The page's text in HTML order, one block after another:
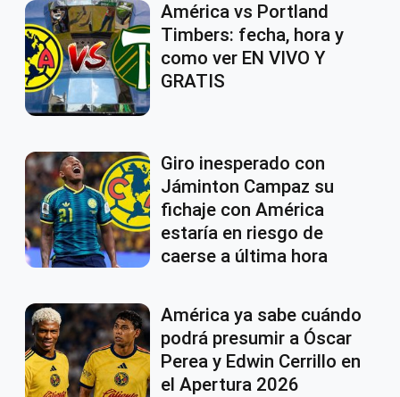
América vs Portland
Timbers: fecha, hora y
como ver EN VIVO Y
GRATIS
Giro inesperado con
Jáminton Campaz su
fichaje con América
estaría en riesgo de
caerse a última hora
América ya sabe cuándo
podrá presumir a Óscar
Perea y Edwin Cerrillo en
el Apertura 2026